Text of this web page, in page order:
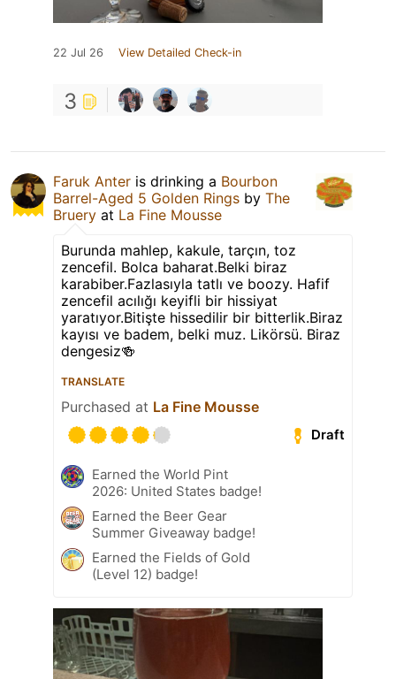
22 Jul 26 View Detailed Check-in
3
Faruk Anter is drinking a Bourbon
Barrel-Aged 5 Golden Rings by The
Bruery at La Fine Mousse
Burunda mahlep, kakule, tarçın, toz
zencefil. Bolca baharat.Belki biraz
karabiber.Fazlasıyla tatlı ve boozy. Hafif
zencefil acılığı keyifli bir hissiyat
yaratıyor.Bitişte hissedilir bir bitterlik.Biraz
kayısı ve badem, belki muz. Likörsü. Biraz
dengesiz🍻
TRANSLATE
Purchased at La Fine Mousse
Draft
Earned the World Pint
2026: United States badge!
Earned the Beer Gear
Summer Giveaway badge!
Earned the Fields of Gold
(Level 12) badge!